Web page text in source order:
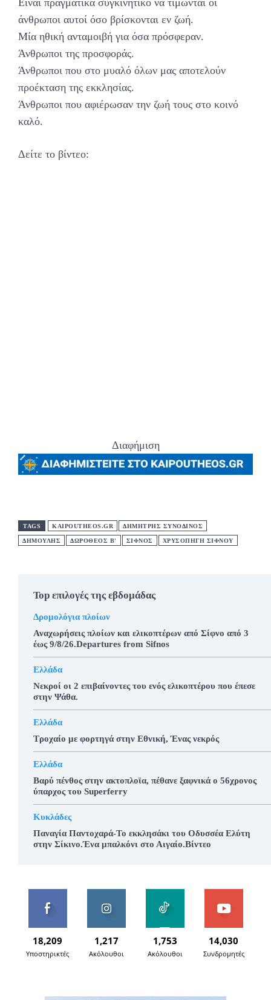
Είναι πραγματικά συγκινητικό να τιμώνται οι
άνθρωποι αυτοί όσο βρίσκονται εν ζωή.
Μία ηθική ανταμοιβή για όσα πρόσφεραν.
Άνθρωποι της προσφοράς.
Άνθρωποι που στο μυαλό όλων μας αποτελούν
προέκταση της εκκλησίας.
Άνθρωποι που αφιέρωσαν την ζωή τους στο κοινό
καλό.
Δείτε το βίντεο:
Διαφήμιση
TAGS KAIPOUTHEOS.GR ΔΗΜΗΤΡΗΣ ΣΥΝΟΔΙΝΟΣ
ΔΗΜΟΥΛΗΣ ΔΩΡΟΘΕΟΣ Β' ΣΙΦΝΟΣ ΧΡΥΣΟΠΗΓΗ ΣΙΦΝΟΥ
Top επιλογές της εβδομάδας
Δρομολόγια πλοίων
Αναχωρήσεις πλοίων και ελικοπτέρων από Σίφνο από 3
έως 9/8/26.Departures from Sifnos
Ελλάδα
Νεκροί οι 2 επιβαίνοντες του ενός ελικοπτέρου που έπεσε
στην Ψάθα.
Ελλάδα
Τροχαίο με φορτηγά στην Εθνική, Ένας νεκρός
Ελλάδα
Βαρύ πένθος στην ακτοπλοϊα, πέθανε ξαφνικά ο 56χρονος
ύπαρχος του Superferry
Κυκλάδες
Παναγία Παντοχαρά-Το εκκλησάκι του Οδυσσέα Ελύτη
στην Σίκινο.Ένα μπαλκόνι στο Αιγαίο.Βίντεο
18,209
Υποστηρικτές
1,217
Ακόλουθοι
1,753
Ακόλουθοι
14,030
Συνδρομητές